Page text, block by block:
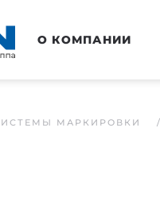
О КОМПАНИИ
МАРКИРОВКИ